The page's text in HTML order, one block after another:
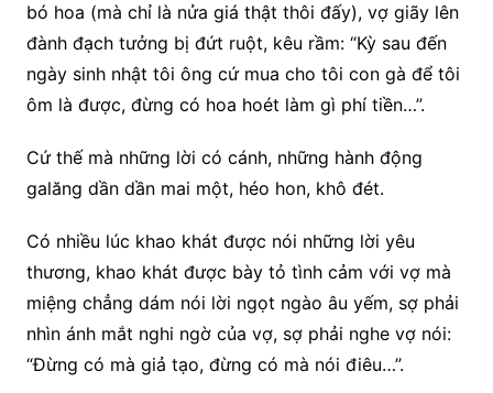
bó hoa (mà chỉ là nửa giá thật thôi đấy), vợ giãy lên
đành đạch tưởng bị đứt ruột, kêu rầm: “Kỳ sau đến
ngày sinh nhật tôi ông cứ mua cho tôi con gà để tôi
ôm là được, đừng có hoa hoét làm gì phí tiền…”.
Cứ thế mà những lời có cánh, những hành động
galăng dần dần mai một, héo hon, khô đét.
Có nhiều lúc khao khát được nói những lời yêu
thương, khao khát được bày tỏ tình cảm với vợ mà
miệng chẳng dám nói lời ngọt ngào âu yếm, sợ phải
nhìn ánh mắt nghi ngờ của vợ, sợ phải nghe vợ nói:
“Đừng có mà giả tạo, đừng có mà nói điêu…”.